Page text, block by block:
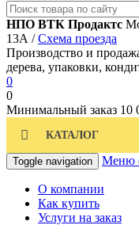
НПО ВТК Продактс
13А /Схема проезда
Производство и
дерева, упаковки,
0
0
Минимальный заказ 10
КАТАЛОГ
Toggle navigation Меню
О компании
Как купить
Услуги на заказ